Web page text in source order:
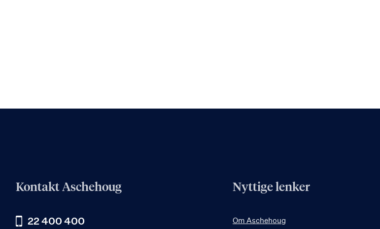
Kontakt Aschehoug
22 400 400
Nyttige lenker
Om Aschehoug